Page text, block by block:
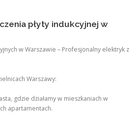
płyty indukcyjnej w
w Warszawie – Profesjonalny elektryk z
Warszawy:
gdzie działamy w mieszkaniach w
apartamentach.